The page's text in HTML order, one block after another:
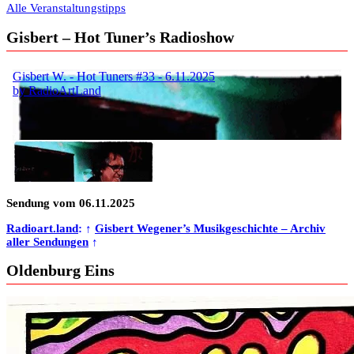
Alle Veranstaltungstipps
Gisbert – Hot Tuner’s Radioshow
Sendung vom 06.11.2025
Radioart.land: ↑ Gisbert Wegener’s Musikgeschichte – Archiv
aller Sendungen ↑
Oldenburg Eins